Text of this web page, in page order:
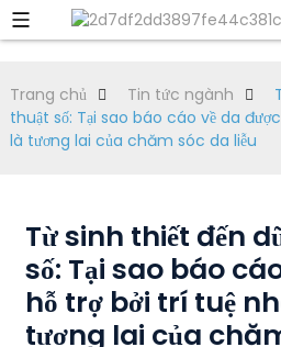
Trang chủ Tin tức ngành
thuật số: Tại sao báo cáo về da
là tương lai của chăm sóc da liễu
Từ sinh thiết đến
số: Tại sao báo
hỗ trợ bởi trí tuệ
tương lai của